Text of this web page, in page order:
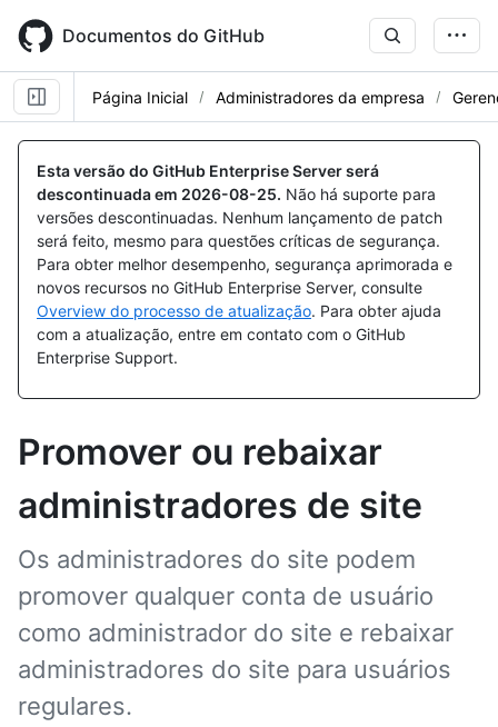
main
content
Documentos do GitHub
Página Inicial Administradores da empresa
Esta versão do GitHub Enterprise Server será
descontinuada em 2026-08-25. Não há suporte para
versões descontinuadas. Nenhum lançamento de patch
será feito, mesmo para questões críticas de segurança.
Para obter melhor desempenho, segurança aprimorada e
novos recursos no GitHub Enterprise Server, consulte
Overview do processo de atualização. Para obter ajuda
com a atualização, entre em contato com o GitHub
Enterprise Support.
Promover ou rebaixar
administradores de site
Os administradores do site podem
promover qualquer conta de usuário
como administrador do site e rebaixar
administradores do site para usuários
regulares.